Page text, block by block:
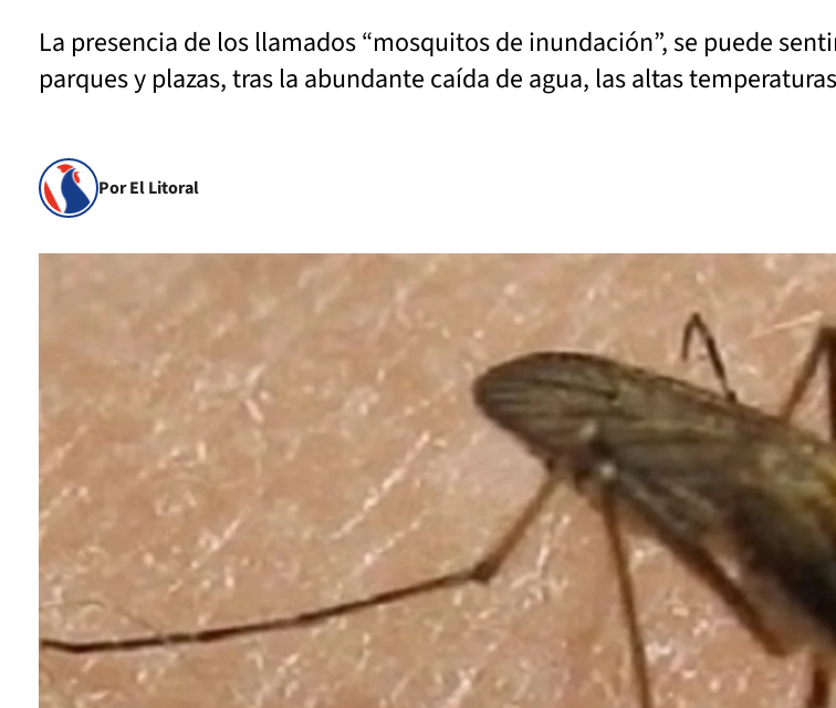
La presencia de los llamados “mosquitos de inundación”, se puede
parques y plazas, tras la abundante caída de agua, las altas
Por El Litoral